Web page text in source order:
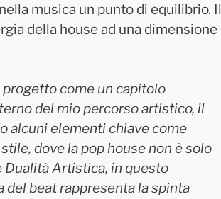
musica un punto di equilibrio. Il
della house ad una dimensione
progetto come un capitolo
del mio percorso artistico, il
alcuni elementi chiave come
dove la pop house non è solo
Artistica, in questo
del beat rappresenta la spinta